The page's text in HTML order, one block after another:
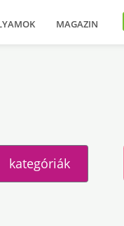
MAGAZIN
kategóriák